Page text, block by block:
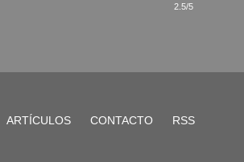
2.5/5
ARTÍCULOS CONTACTO RSS